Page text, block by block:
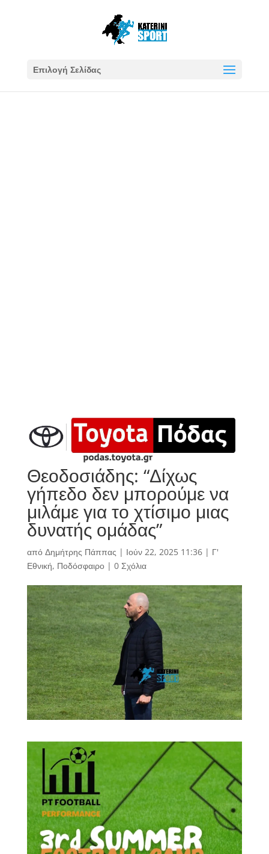
Επιλογή Σελίδας
Θεοδοσιάδης: “Δίχως
γήπεδο δεν μπορούμε να
μιλάμε για το χτίσιμο μιας
δυνατής ομάδας”
από Δημήτρης Πάππας | Ιούν 22, 2025 11:36| Γ'
Εθνική, Ποδόσφαιρο| 0 Σχόλια